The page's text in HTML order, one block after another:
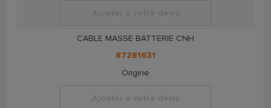
CABLE MASSE BATTERIE CNH
87281631
Origine
Ajouter à votre devis